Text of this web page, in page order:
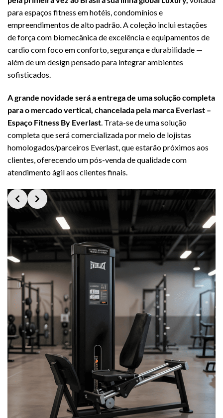
para espaços fitness em hotéis, condomínios e
empreendimentos de alto padrão. A coleção inclui estações
de força com biomecânica de excelência e equipamentos de
cardio com foco em conforto, segurança e durabilidade —
além de um design pensado para integrar ambientes
sofisticados.
A grande novidade será a entrega de uma solução completa
para o mercado vertical, chancelada pela marca Everlast –
Espaço Fitness By Everlast. Trata-se de uma solução
completa que será comercializada por meio de lojistas
homologados/parceiros Everlast, que estarão próximos aos
clientes, oferecendo um pós-venda de qualidade com
atendimento ágil aos clientes finais.